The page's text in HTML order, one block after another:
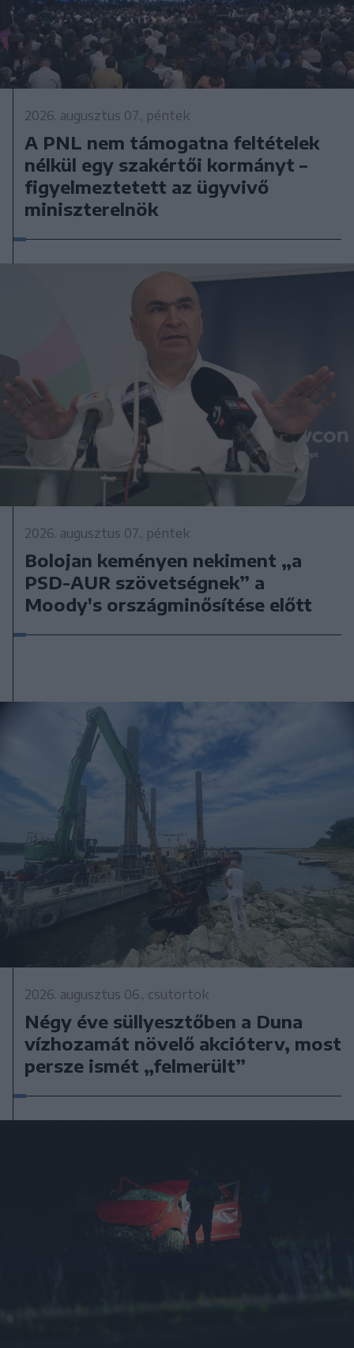
2026. augusztus 07., péntek
A PNL nem támogatna feltételek
nélkül egy szakértői kormányt –
figyelmeztetett az ügyvivő
miniszterelnök
2026. augusztus 07., péntek
Bolojan keményen nekiment „a
PSD-AUR szövetségnek” a
Moody's országminősítése előtt
2026. augusztus 06., csütörtök
Négy éve süllyesztőben a Duna
vízhozamát növelő akcióterv, most
persze ismét „felmerült”